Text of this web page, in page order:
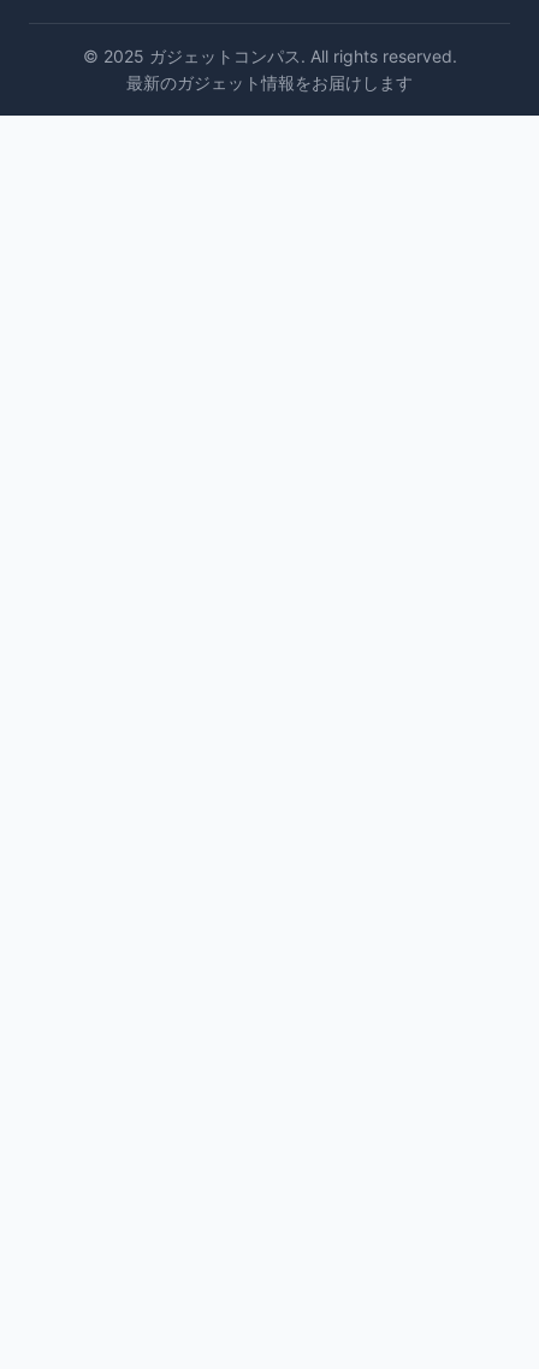
© 2025 ガジェットコンパス. All rights reserved.
最新のガジェット情報をお届けします